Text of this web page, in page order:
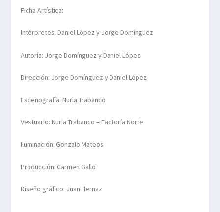
Ficha Artística:
Intérpretes: Daniel López y Jorge Domínguez
Autoría: Jorge Domínguez y Daniel López
Dirección: Jorge Domínguez y Daniel López
Escenografía: Nuria Trabanco
Vestuario: Nuria Trabanco – Factoría Norte
Iluminación: Gonzalo Mateos
Producción: Carmen Gallo
Diseño gráfico: Juan Hernaz